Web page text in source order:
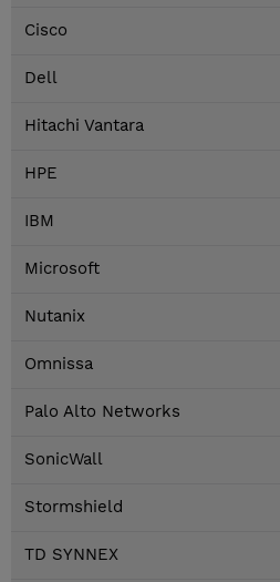
Cisco
Dell
Hitachi Vantara
HPE
IBM
Microsoft
Nutanix
Omnissa
Palo Alto Networks
SonicWall
Stormshield
TD SYNNEX